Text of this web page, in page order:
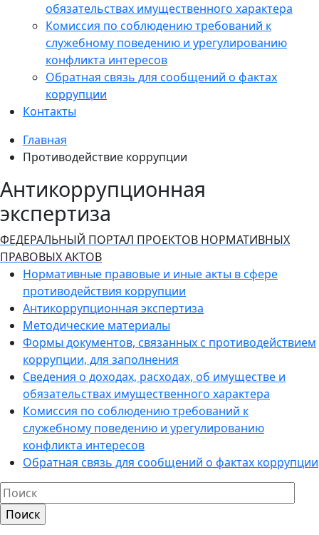
обязательствах имущественного характера
Комиссия по соблюдению требований к
служебному поведению и урегулированию
конфликта интересов
Обратная связь для сообщений о фактах
коррупции
Контакты
Главная
Противодействие коррупции
Антикоррупционная
экспертиза
ФЕДЕРАЛЬНЫЙ ПОРТАЛ ПРОЕКТОВ НОРМАТИВНЫХ
ПРАВОВЫХ АКТОВ
Нормативные правовые и иные акты в сфере
противодействия коррупции
Антикоррупционная экспертиза
Методические материалы
Формы документов, связанных с противодействием
коррупции, для заполнения
Сведения о доходах, расходах, об имуществе и
обязательствах имущественного характера
Комиссия по соблюдению требований к
служебному поведению и урегулированию
конфликта интересов
Обратная связь для сообщений о фактах коррупции